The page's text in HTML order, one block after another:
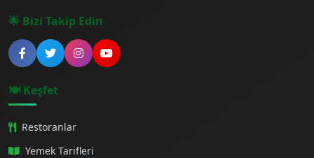
🌟 Bizi Takip Edin
🍽️ Keşfet
Restoranlar
Yemek Tarifleri